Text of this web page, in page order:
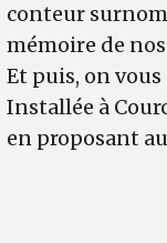
conteur
mémoire de
Et puis, on
Installée à
en proposant